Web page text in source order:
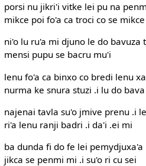
porsi nu jikri'i vitke lei pu na
mikce poi fo'a ca troci co se mikce
ni'o lu ru'a mi djuno le do bavuza
mensi pupu se bacru mu'i
lenu fo'a ca binxo co bredi lenu
nurma ke snura stuzi .i lu do
najenai tavla su'o jmive prenu .i
ri'a lenu ranji badri .i da'i .ei mi
ba dunda fi do fe lei
jikca se penmi mi .i su'o ri cu sei